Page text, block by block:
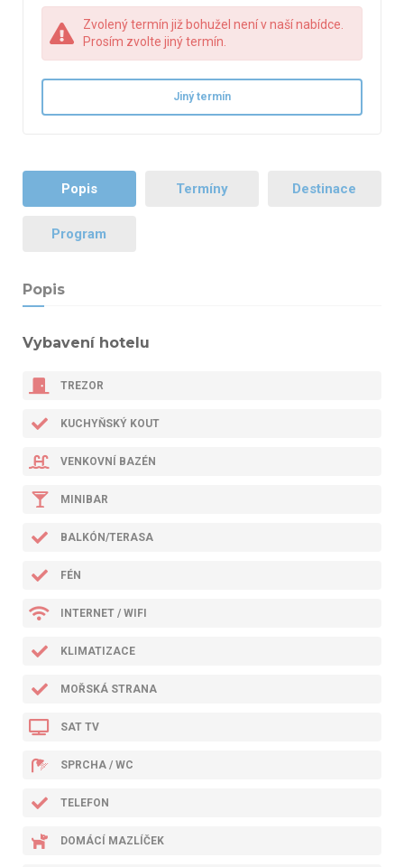
Zvolený termín již bohužel není v naší nabídce.
Prosím zvolte jiný termín.
Jiný termín
Popis Termíny Destinace
Program
Popis
Vybavení hotelu
TREZOR
KUCHYŇSKÝ KOUT
VENKOVNÍ BAZÉN
MINIBAR
BALKÓN/TERASA
FÉN
INTERNET / WIFI
KLIMATIZACE
MOŘSKÁ STRANA
SAT TV
SPRCHA / WC
TELEFON
DOMÁCÍ MAZLÍČEK